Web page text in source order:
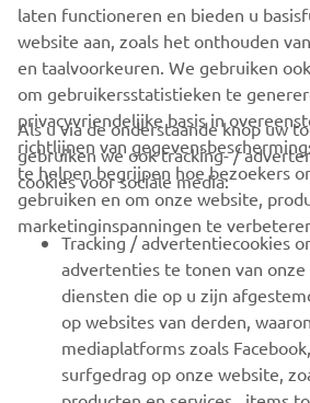
VOOR BEDRIJVEN
MEER YAMAHA
ONDERSTEUNING
NIEUWSBRIEF
Wees de eerste die meer te weten komt
speciale evenementen, nieuwe producten
laten functioneren en bieden u
website aan, zoals het onthouden
en taalvoorkeuren. We gebruiken ook
om gebruikersstatistieken te
privacyvriendelijke basis in
richtlijnen van
te helpen begrijpen hoe bezoekers
gebruiken en om onze website,
marketinginspanningen te
Als u via de onderstaande knop uw
gebruiken we ook tracking- /
cookies voor sociale media:
Tracking / advertentiecookies
advertenties te tonen van
diensten die op u zijn
op websites van derden,
mediaplatforms zoals
surfgedrag op onze website,